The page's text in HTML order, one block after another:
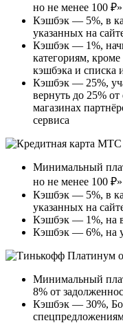
но не менее 100 ₽»
Кэшбэк — 5%, в
указанных на
Кэшбэк — 1%,
категориям,
кэшбэка и списка
Кэшбэк — 25%,
вернуть до 25%
магазинах
сервиса
Минимальный
но не менее 100 ₽»
Кэшбэк — 5%, в
указанных на
Кэшбэк — 1%, на
Кэшбэк — 6%, на
Минимальный
8% от
Кэшбэк — 30%,